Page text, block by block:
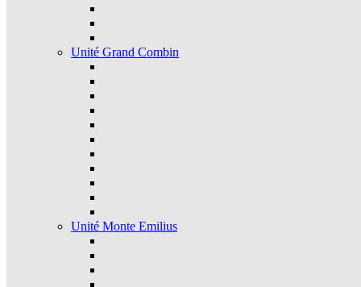
Unité Grand Combin
Unité Monte Emilius